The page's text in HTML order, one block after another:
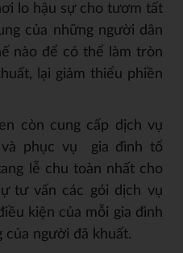
lo hậu sự cho tươm tất
của những người dân
nào để có thể làm tròn
lại giảm thiểu phiền
còn cung cấp dịch vụ
phục vụ gia đình tổ
lễ chu toàn nhất cho
tư vấn các gói dịch vụ
kiện của mỗi gia đình
người đã khuất.